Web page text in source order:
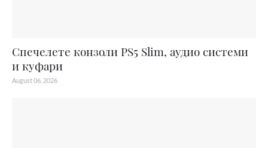
Спечелете конзоли PS5 Slim, аудио системи
и куфари
August 06, 2026